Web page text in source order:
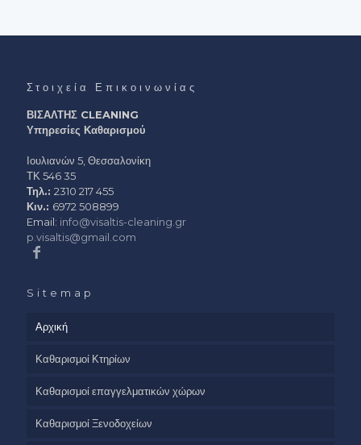
Στοιχεία Επικοινωνίας
ΒΙΣΑΛΤΗΣ CLEANING
Υπηρεσίες Καθαρισμού
Ιουλιανών 5, Θεσσαλονίκη
ΤΚ 546 35
Τηλ.: 2310 217 455
Κιν.: 6972 508899
Email: info@visaltis-cleaning.gr
p.visaltis@gmail.com
Sitemap
Αρχική
Καθαρισμοί Κτηρίων
Καθαρισμοί επαγγελματικών χώρων
Καθαρισμοί Ξενοδοχείων